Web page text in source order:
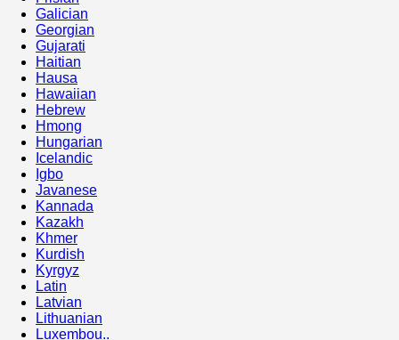
Galician
Georgian
Gujarati
Haitian
Hausa
Hawaiian
Hebrew
Hmong
Hungarian
Icelandic
Igbo
Javanese
Kannada
Kazakh
Khmer
Kurdish
Kyrgyz
Latin
Latvian
Lithuanian
Luxembou..